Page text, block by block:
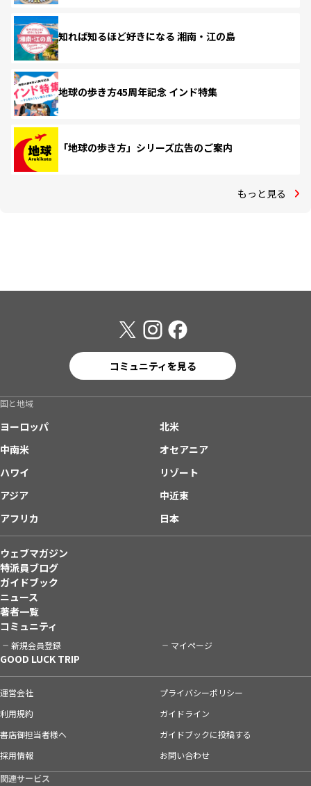
知れば知るほど好きになる 湘南・江の島
地球の歩き方45周年記念 インド特集
「地球の歩き方」シリーズ広告のご案内
もっと見る
コミュニティを見る
国と地域
ヨーロッパ
北米
中南米
オセアニア
ハワイ
リゾート
アジア
中近東
アフリカ
日本
ウェブマガジン
特派員ブログ
ガイドブック
ニュース
著者一覧
コミュニティ
新規会員登録 マイページ
GOOD LUCK TRIP
運営会社
プライバシーポリシー
利用規約
ガイドライン
書店御担当者様へ
ガイドブックに投稿する
採用情報
お問い合わせ
関連サービス